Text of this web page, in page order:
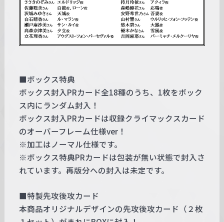
■ボックス特典
ボックス封入PRカード全18種のうち、1枚をボック
ス内にランダム封入！
ボックス封入PRカードは収録クライマックスカード
のオーバーフレーム仕様ver！
※加工はノーマル仕様です。
※ボックス特典PRカードは包装が無い状態で封入さ
れています。再版分への封入は未定です。
■特製先攻後攻カード
本商品オリジナルデザインの先攻後攻カード（２枚